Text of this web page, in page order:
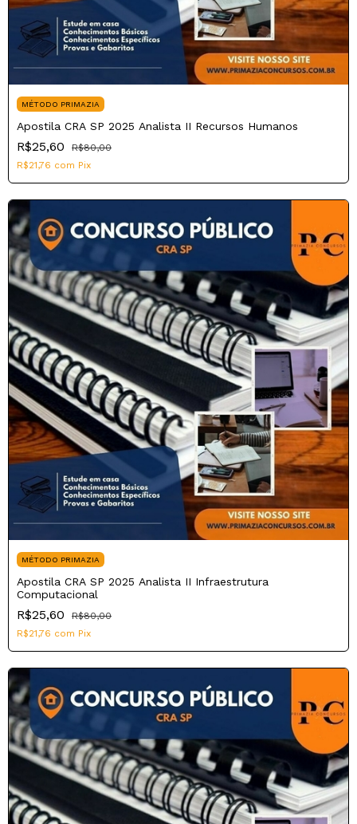
MÉTODO PRIMAZIA
Apostila CRA SP 2025 Analista II Recursos Humanos
R$25,60
R$80,00
R$21,76 com Pix
MÉTODO PRIMAZIA
Apostila CRA SP 2025 Analista II Infraestrutura
Computacional
R$25,60
R$80,00
R$21,76 com Pix